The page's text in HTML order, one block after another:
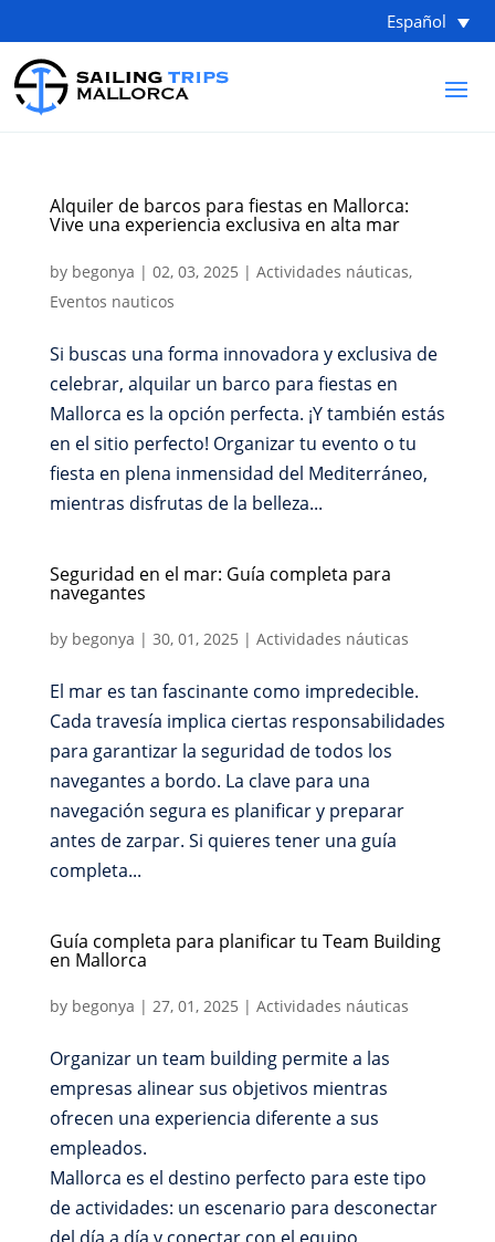
Español
Alquiler de barcos para fiestas en Mallorca:
Vive una experiencia exclusiva en alta mar
by begonya | 02, 03, 2025 | Actividades náuticas,
Eventos nauticos
Si buscas una forma innovadora y exclusiva de
celebrar, alquilar un barco para fiestas en
Mallorca es la opción perfecta. ¡Y también estás
en el sitio perfecto! Organizar tu evento o tu
fiesta en plena inmensidad del Mediterráneo,
mientras disfrutas de la belleza...
Seguridad en el mar: Guía completa para
navegantes
by begonya | 30, 01, 2025 | Actividades náuticas
El mar es tan fascinante como impredecible.
Cada travesía implica ciertas responsabilidades
para garantizar la seguridad de todos los
navegantes a bordo. La clave para una
navegación segura es planificar y preparar
antes de zarpar. Si quieres tener una guía
completa...
Guía completa para planificar tu Team Building
en Mallorca
by begonya | 27, 01, 2025 | Actividades náuticas
Organizar un team building permite a las
empresas alinear sus objetivos mientras
ofrecen una experiencia diferente a sus
empleados.
Mallorca es el destino perfecto para este tipo
de actividades: un escenario para desconectar